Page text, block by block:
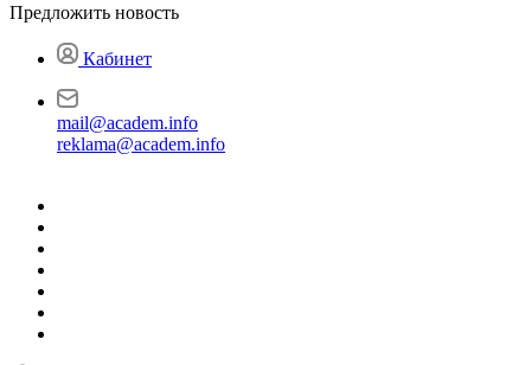
Предложить новость
Кабинет
mail@academ.info
reklama@academ.info